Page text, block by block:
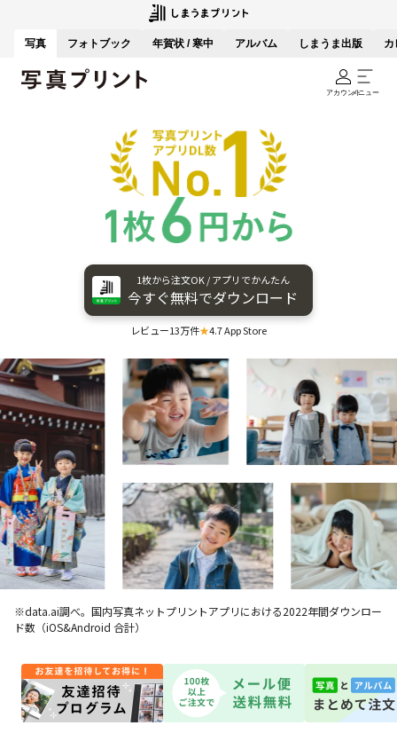
写真 フォトブック 年賀状 / 寒中 アルバム しまうま出版 カ
アカウントメニュー
1枚から​注文OK / アプリで​かんたん
今すぐ​無料で​ダウンロード
レビュー13万件★4.7 App Store
※data.ai調べ。国内写真ネットプリントアプリにおける2022年間ダウンロー
ド数（iOS&Android 合計）